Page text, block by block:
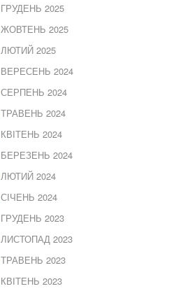
ГРУДЕНЬ 2025
ЖОВТЕНЬ 2025
ЛЮТИЙ 2025
ВЕРЕСЕНЬ 2024
СЕРПЕНЬ 2024
ТРАВЕНЬ 2024
КВІТЕНЬ 2024
БЕРЕЗЕНЬ 2024
ЛЮТИЙ 2024
СІЧЕНЬ 2024
ГРУДЕНЬ 2023
ЛИСТОПАД 2023
ТРАВЕНЬ 2023
КВІТЕНЬ 2023